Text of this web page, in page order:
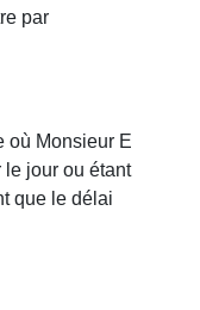
par
où Monsieur E
le jour ou étant
que le délai